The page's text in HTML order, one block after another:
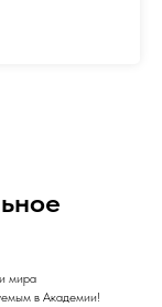
мира
в Академии!